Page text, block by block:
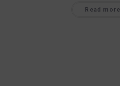
Read more